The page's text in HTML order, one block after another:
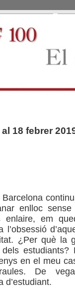
18 febrer
enlloc
enlaire, em
l’obsessió
¿Per què la
estudiants?
en el meu
De
d’estudiant.